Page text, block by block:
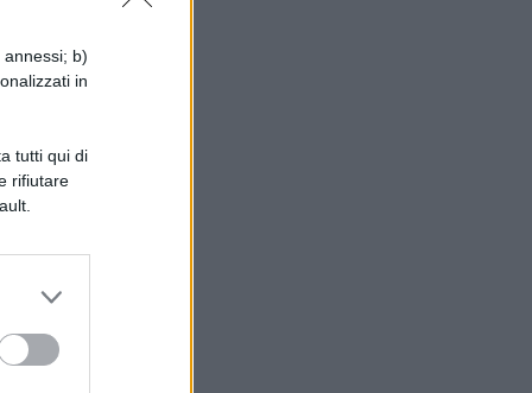
b)
in
tutti qui di
rifiutare